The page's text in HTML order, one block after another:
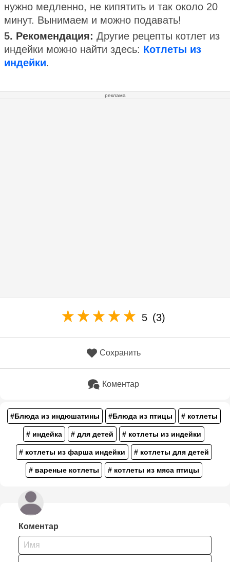
нужно медленно, не кипятить и так около 20
минут. Вынимаем и можно подавать!
5. Рекомендация: Другие рецепты котлет из
индейки можно найти здесь: Котлеты из
индейки.
реклама
5 (3)
Сохранить
Коментар
#Блюда из индюшатины #Блюда из птицы # котлеты
# индейка # для детей # котлеты из индейки
# котлеты из фарша индейки # котлеты для детей
# вареные котлеты # котлеты из мяса птицы
Коментар